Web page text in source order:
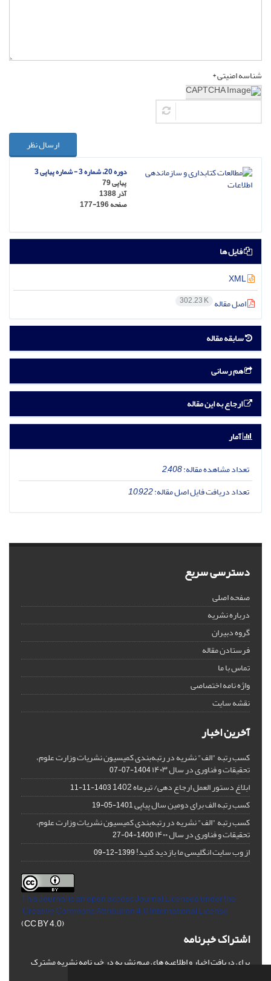
شناسه امنیتی *
ارسال نظر
دوره 20، شماره 3 - شماره پیاپی 3
پیاپی 79
آذر 1388
صفحه177-196
فایل ها
اصل مقاله 302.23 K
سابقه مقاله
هم رسانی
ارجاع به این مقاله
آمار
تعداد مشاهده مقاله:2,408
تعداد دریافت فایل اصل مقاله:10,922
دسترسی سریع
صفحه اصلی
درباره نشریه
گروه دبیران
فرستادن مقاله
تماس با ما
واژه نامه اختصاصی
نقشه سایت
آخرین اخبار
کسب رتبه "الف" نشریه در رتبه‌بندی کمیسیون نشریات وزارت علوم،
تحقیقات و فناوری در سال ۱۴۰۳ 1404-07-07
ابلاغ دستور العمل ارجاع دهی/ تیرماه 1402 1403-11-11
کسب رتبه الف برای دومین سال پیاپی1401-05-19
کسب رتبه "الف" نشریه در رتبه‌بندی کمیسیون نشریات وزارت علوم،
تحقیقات و فناوری در سال ۱۴۰۰ 1400-04-27
از وب سایت انگلیسی ما بازدید کنید!1399-12-09
This Journal is an open access Journal Licensedunder the
Creative Commons Attribution 4.0 International License
(CC BY 4.0)
اشتراک خبرنامه
برای دریافت اخبار و اطلاعیه های مهم نشریه در خبرنامه نشریه مشترک